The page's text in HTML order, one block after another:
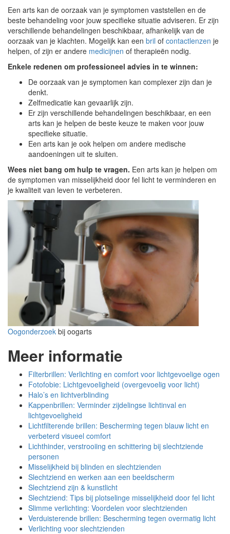
Een arts kan de oorzaak van je symptomen vaststellen en de
beste behandeling voor jouw specifieke situatie adviseren. Er zijn
verschillende behandelingen beschikbaar, afhankelijk van de
oorzaak van je klachten. Mogelijk kan een bril of contactlenzen je
helpen, of zijn er andere medicijnen of therapieën nodig.
Enkele redenen om professioneel advies in te winnen:
De oorzaak van je symptomen kan complexer zijn dan je
denkt.
Zelfmedicatie kan gevaarlijk zijn.
Er zijn verschillende behandelingen beschikbaar, en een
arts kan je helpen de beste keuze te maken voor jouw
specifieke situatie.
Een arts kan je ook helpen om andere medische
aandoeningen uit te sluiten.
Wees niet bang om hulp te vragen. Een arts kan je helpen om
de symptomen van misselijkheid door fel licht te verminderen en
je kwaliteit van leven te verbeteren.
Oogonderzoek bij oogarts
Meer informatie
Filterbrillen: Verlichting en comfort voor lichtgevoelige ogen
Fotofobie: Lichtgevoeligheid (overgevoelig voor licht)
Halo’s en lichtverblinding
Kappenbrillen: Verminder zijdelingse lichtinval en
lichtgevoeligheid
Lichtfilterende brillen: Bescherming tegen blauw licht en
verbeterd visueel comfort
Lichthinder, verstrooiing en schittering bij slechtziende
personen
Misselijkheid bij blinden en slechtzienden
Slechtziend en werken aan een beeldscherm
Slechtziend zijn & kunstlicht
Slechtziend: Tips bij plotselinge misselijkheid door fel licht
Slimme verlichting: Voordelen voor slechtzienden
Verduisterende brillen: Bescherming tegen overmatig licht
Verlichting voor slechtzienden